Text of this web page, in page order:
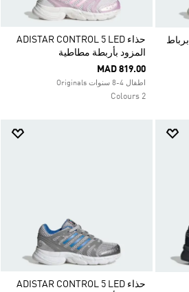
حذاء ADISTAR CONTROL 5 برباط
حذاء ADISTAR CONTROL 5 LED
المزود بأربطة مطاطية
MAD 819.00
اطفال 4-8 سنوات Originals
2 Colours
حذاء ADISTAR CONTROL 5 LED